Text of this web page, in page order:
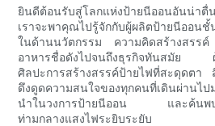
ยินดีต้อนรับสู่โลกแห่งป้ายนีออนอันน่
เราจะพาคุณไปรู้จักกับผู้ผลิตป้ายนีออน
ในด้านนวัตกรรม ความคิดสร้างสรร
อาหารชื่อดังไปจนถึงธุรกิจทันสมัย ​​ผู้
ศิลปะการสร้างสรรค์ป้ายไฟที่สะดุดต
ดึงดูดความสนใจของทุกคนที่เดินผ่าน
นำในวงการป้ายนีออน และค้นพบสิ่
ท่ามกลางแสงไฟระยิบระยับ